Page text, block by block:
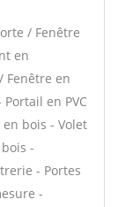
/ Fenêtre
en
Fenêtre en
en PVC
bois - Volet
-
- Portes
-